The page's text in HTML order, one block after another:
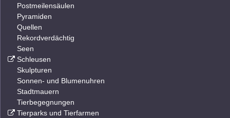
Postmeilensäulen
Pyramiden
Quellen
Rekordverdächtig
Seen
Schleusen
Skulpturen
Sonnen- und Blumenuhren
Stadtmauern
Tierbegegnungen
Tierparks und Tierfarmen